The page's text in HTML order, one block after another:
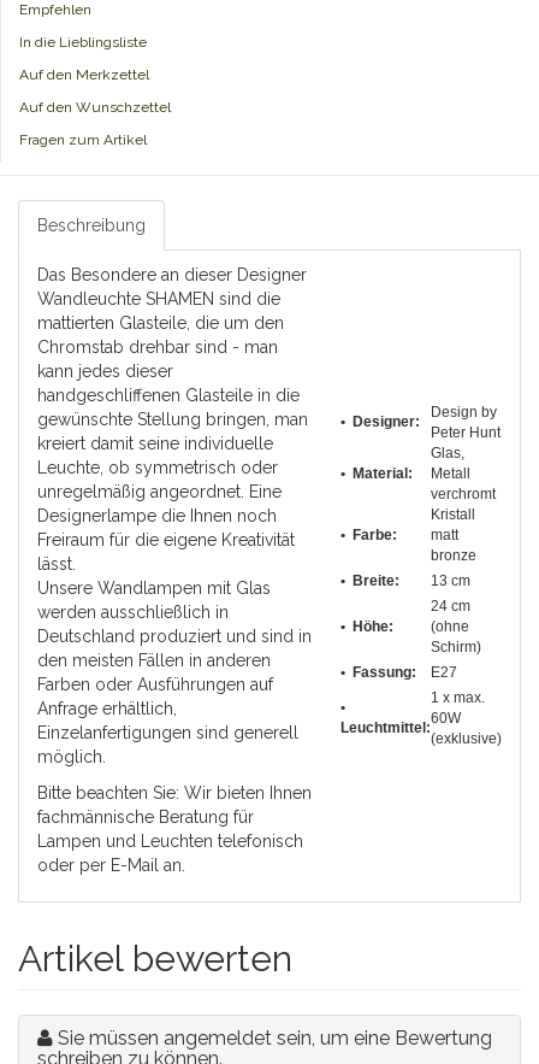
Empfehlen
In die Lieblingsliste
Auf den Merkzettel
Auf den Wunschzettel
Fragen zum Artikel
Beschreibung
Das Besondere an dieser Designer
Wandleuchte SHAMEN sind die
mattierten Glasteile, die um den
Chromstab drehbar sind - man
kann jedes dieser
handgeschliffenen Glasteile in die
gewünschte Stellung bringen, man
kreiert damit seine individuelle
Leuchte, ob symmetrisch oder
unregelmäßig angeordnet. Eine
Designerlampe die Ihnen noch
Freiraum für die eigene Kreativität
lässt.
Unsere Wandlampen mit Glas
werden ausschließlich in
Deutschland produziert und sind in
den meisten Fällen in anderen
Farben oder Ausführungen auf
Anfrage erhältlich,
Einzelanfertigungen sind generell
möglich.
Bitte beachten Sie: Wir bieten Ihnen
fachmännische Beratung für
Lampen und Leuchten telefonisch
oder per E-Mail an.
• Designer:
Design by
Peter Hunt
• Material:
Glas,
Metall
verchromt
• Farbe:
Kristall
matt
bronze
• Breite:
13 cm
• Höhe:
24 cm
(ohne
Schirm)
• Fassung: E27
•
Leuchtmittel:
1 x max.
60W
(exklusive)
Artikel bewerten
Sie müssen angemeldet sein, um eine Bewertung
schreiben zu können.